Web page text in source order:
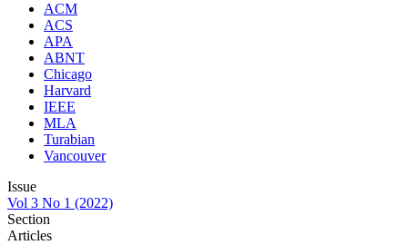
ACM
ACS
APA
ABNT
Chicago
Harvard
IEEE
MLA
Turabian
Vancouver
Issue
Vol 3 No 1 (2022)
Section
Articles